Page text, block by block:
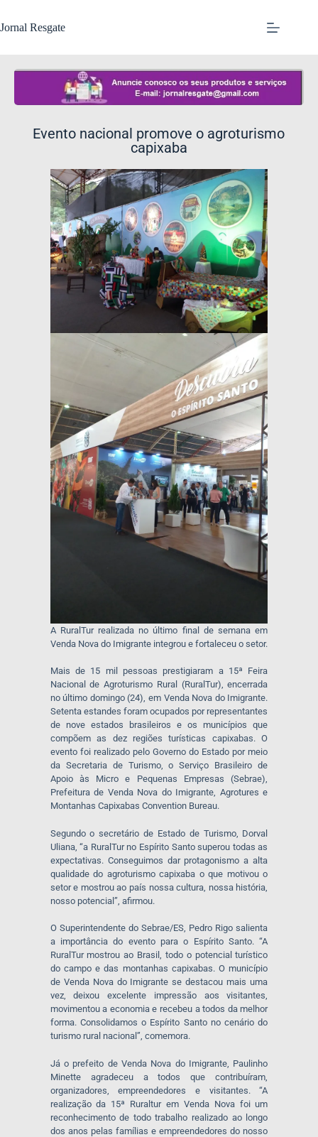
Jornal Resgate
Evento nacional promove o agroturismo
capixaba
A RuralTur realizada no último final de semana em
Venda Nova do Imigrante integrou e fortaleceu o setor.
Mais de 15 mil pessoas prestigiaram a 15ª Feira
Nacional de Agroturismo Rural (RuralTur), encerrada
no último domingo (24), em Venda Nova do Imigrante.
Setenta estandes foram ocupados por representantes
de nove estados brasileiros e os municípios que
compõem as dez regiões turísticas capixabas. O
evento foi realizado pelo Governo do Estado por meio
da Secretaria de Turismo, o Serviço Brasileiro de
Apoio às Micro e Pequenas Empresas (Sebrae),
Prefeitura de Venda Nova do Imigrante, Agrotures e
Montanhas Capixabas Convention Bureau.
Segundo o secretário de Estado de Turismo, Dorval
Uliana, “a RuralTur no Espírito Santo superou todas as
expectativas. Conseguimos dar protagonismo a alta
qualidade do agroturismo capixaba o que motivou o
setor e mostrou ao país nossa cultura, nossa história,
nosso potencial”, afirmou.
O Superintendente do Sebrae/ES, Pedro Rigo salienta
a importância do evento para o Espírito Santo. “A
RuralTur mostrou ao Brasil, todo o potencial turístico
do campo e das montanhas capixabas. O município
de Venda Nova do Imigrante se destacou mais uma
vez, deixou excelente impressão aos visitantes,
movimentou a economia e recebeu a todos da melhor
forma. Consolidamos o Espírito Santo no cenário do
turismo rural nacional”, comemora.
Já o prefeito de Venda Nova do Imigrante, Paulinho
Minette agradeceu a todos que contribuíram,
organizadores, empreendedores e visitantes. “A
realização da 15ª Ruraltur em Venda Nova foi um
reconhecimento de todo trabalho realizado ao longo
dos anos pelas famílias e empreendedores do nosso